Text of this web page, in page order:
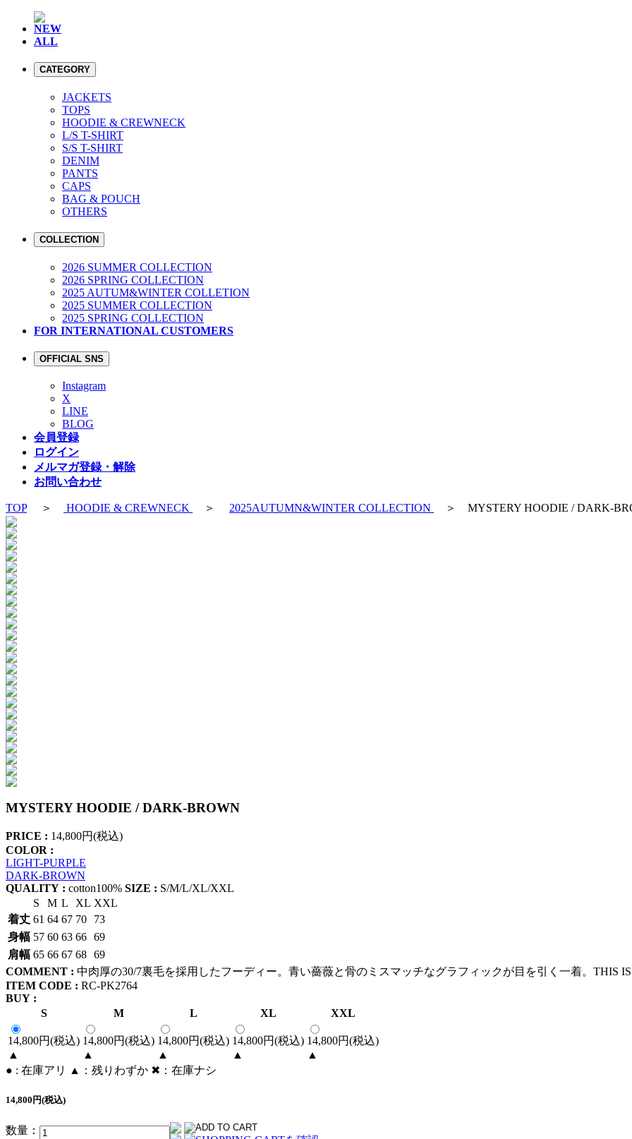
NEW
ALL
CATEGORY
JACKETS
TOPS
HOODIE & CREWNECK
L/S T-SHIRT
S/S T-SHIRT
DENIM
PANTS
CAPS
BAG & POUCH
OTHERS
COLLECTION
2026 SUMMER COLLECTION
2026 SPRING COLLECTION
2025 AUTUM&WINTER COLLETION
2025 SUMMER COLLECTION
2025 SPRING COLLECTION
FOR INTERNATIONAL CUSTOMERS
OFFICIAL SNS
Instagram
X
LINE
BLOG
会員登録
ログイン
メルマガ登録・解除
お問い合わせ
TOP＞ HOODIE & CREWNECK ＞ 2025AUTUMN&WINTER COLLECTION ＞ MYSTERY HOODIE / DARK-
MYSTERY HOODIE / DARK-BROWN
PRICE : 14,800円(税込)
COLOR :
LIGHT-PURPLE
DARK-BROWN
QUALITY : cotton100% SIZE : S/M/L/XL/XXL
S
M L XL XXL
着丈 61 64 67 70
73
身幅 57 60 63 66 69
肩幅 65 66 67 68 69
COMMENT : 中肉厚の30/7裏毛を採用したフーディー。青い薔薇と骨のミスマッチなグラフィックが目を引く一着。THIS
ITEM CODE : RC-PK2764
BUY :
S
M L XL XXL
14,800円(税込)
▲
14,800円(税込)
▲
14,800円(税込)
▲
14,800円(税込)
▲
14,800円(税込)
▲
● : 在庫アリ ▲：残りわずか ✖︎：在庫ナシ
14,800円(税込)
数量：